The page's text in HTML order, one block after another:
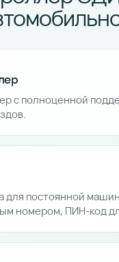
с полноценной
для постоянной
номером, ПИН-код